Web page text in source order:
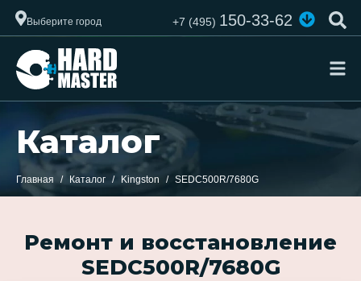
Выберите город +7 (495)150-33-62
Каталог
Главная Каталог Kingston SEDC500R/7680G
Ремонт и восстановление
SEDC500R/7680G